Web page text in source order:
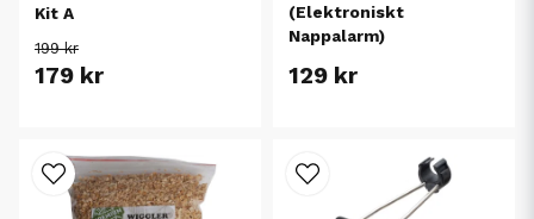
Kit A
199 kr
179 kr
(Elektroniskt
Nappalarm)
129 kr